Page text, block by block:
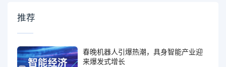
推荐
春晚机器人引爆热潮，具身智能产业迎
来爆发式增长